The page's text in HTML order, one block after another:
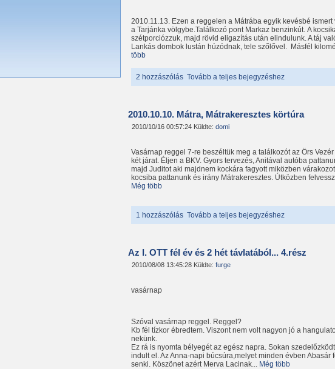
2010.11.13. Ezen a reggelen a Mátrába egyik kevésbé
a Tarjánka völgybe.Találkozó pont Markaz benzinkút. A
szétporciózzuk, majd rövid eligazítás után elindulunk. A táj
Lankás dombok lustán húzódnak, tele szőlővel. Másfél
több
2 hozzászólás Tovább a teljes bejegyzéshez
2010.10.10. Mátra, Mátrakeresztes körtúra
2010/10/16 00:57:24 Küldte: domi
Vasárnap reggel 7-re beszéltük meg a találkozót az Örs
két járat. Éljen a BKV. Gyors tervezés, Anitával autóba
majd Juditot aki majdnem kockára fagyott miközben
kocsiba pattanunk és irány Mátrakeresztes. Útközben
Még több
1 hozzászólás Tovább a teljes bejegyzéshez
Az I. OTT fél év és 2 hét távlatából... 4.rész
2010/08/08 13:45:28 Küldte: furge
vasárnap
Szóval vasárnap reggel. Reggel?
Kb fél tízkor ébredtem. Viszont nem volt nagyon jó a
nekünk.
Ez rá is nyomta bélyegét az egész napra. Sokan
indult el. Az Anna-napi búcsúra,melyet minden évben Abasár
senki. Köszönet azért Merva Lacinak... Még több